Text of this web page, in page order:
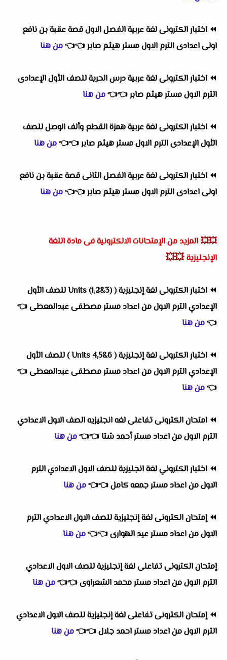
⏪ اختبار الكترونى لغة عربية الفصل الاول قصة عقبة بن نافع
اولى اعدادى الترم الاول مستر هيثم صابر👈
👈من هنا
⏪ اختبار الكترونى لغة عربية درس الحرية للصف الأول الإعدادى
الترم الاول مستر هيثم صابر👈
👈من هنا
⏪ اختبار الكترونى لغة عربية همزة القطع وألف الوصل للصف
الأول الإعدادى الترم الاول مستر هيثم صابر👈
👈من هنا
⏪ اختبار الكترونى لغة عربية الفصل الثانى قصة عقبة بن نافع
اولى اعدادى الترم الاول مستر هيثم صابر👈
👈من هنا
💥💥 المزيد من الإمتحانات الالكترونية فى مادة اللغة
الإنجليزية 💥💥
⏪
اختبار الكترونى لغة إنجليزية ( Units (1,2&3) للصف الأول
الإعدادي الترم الاول من اعداد مستر مصطفى عبدالمعطى👈
👈من هنا
⏪
اختبار الكترونى لغة إنجليزية ( Units 4,5&6 ) للصف الأول
الإعدادي الترم الاولمن اعداد مستر مصطفى عبدالمعطى👈
👈من هنا
⏪ امتحان الكترونى تفاعلى لغه انجليزيه الصف الاول الاعدادي
الترم الاولمن اعداد مستر أحمد شتا👈
👈من هنا
⏪ اختبار الكتروني لغة انجليزية للصف الاول الاعدادي الترم
الاولمن اعداد مستر جمعه كامل👈
👈من هنا
⏪إمتحان الكترونى لغة إنجليزية للصف الاول الاعدادي الترم
الاولمن اعداد مستر عيد الهوارى👈
👈من هنا
إمتحان الكترونى تفاعلى لغة إنجليزية للصف الاول الاعدادي
الترم الاولمن اعداد مستر محمد الشعراوى👈
👈من هنا
⏪إمتحان الكترونى تفاعلى لغة إنجليزية للصف الاول الاعدادي
الترم الاولمن اعداد مستر احمد جلال👈
👈من هنا